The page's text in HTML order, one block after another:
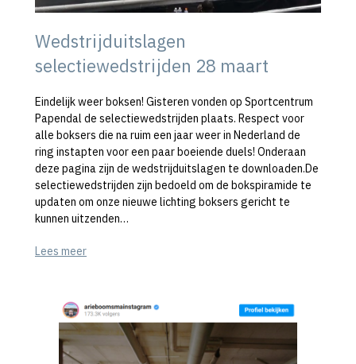
Wedstrijduitslagen
selectiewedstrijden 28 maart
Eindelijk weer boksen! Gisteren vonden op Sportcentrum
Papendal de selectiewedstrijden plaats. Respect voor
alle boksers die na ruim een jaar weer in Nederland de
ring instapten voor een paar boeiende duels! Onderaan
deze pagina zijn de wedstrijduitslagen te downloaden.De
selectiewedstrijden zijn bedoeld om de bokspiramide te
updaten om onze nieuwe lichting boksers gericht te
kunnen uitzenden…
Lees meer